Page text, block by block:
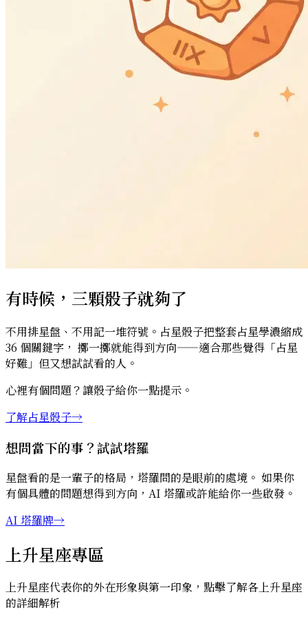
有時候，三顆骰子就夠了
不用排星盤、不用記一堆符號。占星骰子把整套占星學濃縮成
36 個關鍵字， 擲一擲就能得到方向——適合那些覺得「占星
好難」但又想試試看的人。
心裡有個問題？讓骰子給你一點提示。
了解占星骰子→
想問當下的事？試試塔羅
星盤看的是一輩子的格局，塔羅問的是眼前的處境。 如果你
有個具體的問題想得到方向，AI 塔羅或許能給你一些啟發。
AI 塔羅牌→
上升星座專區
上升星座代表你的外在形象與第一印象，點擊了解各上升星座
的詳細解析